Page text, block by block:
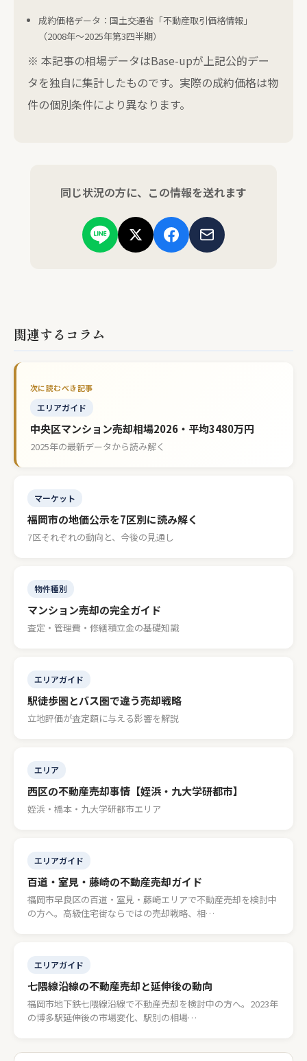
成約価格データ：国土交通省「不動産取引価格情報」
（2008年〜2025年第3四半期）
※ 本記事の相場データはBase-upが上記公的デー
タを独自に集計したものです。実際の成約価格は物
件の個別条件により異なります。
同じ状況の方に、この情報を送れます
関連するコラム
エリアガイド
中央区マンション売却相場2026・平均3480万円
2025年の最新データから読み解く
マーケット
福岡市の地価公示を7区別に読み解く
7区それぞれの動向と、今後の見通し
物件種別
マンション売却の完全ガイド
査定・管理費・修繕積立金の基礎知識
エリアガイド
駅徒歩圏とバス圏で違う売却戦略
立地評価が査定額に与える影響を解説
エリア
西区の不動産売却事情【姪浜・九大学研都市】
姪浜・橋本・九大学研都市エリア
エリアガイド
百道・室見・藤崎の不動産売却ガイド
福岡市早良区の百道・室見・藤崎エリアで不動産売却を検討中
の方へ。高級住宅街ならではの売却戦略、相…
エリアガイド
七隈線沿線の不動産売却と延伸後の動向
福岡市地下鉄七隈線沿線で不動産売却を検討中の方へ。2023年
の博多駅延伸後の市場変化、駅別の相場…